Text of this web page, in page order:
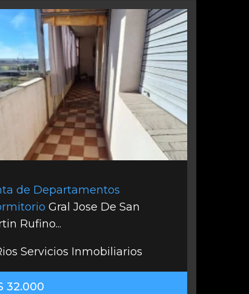
de Departamentos
Gral Jose De San
Rufino...
Servicios Inmobiliarios
32.000